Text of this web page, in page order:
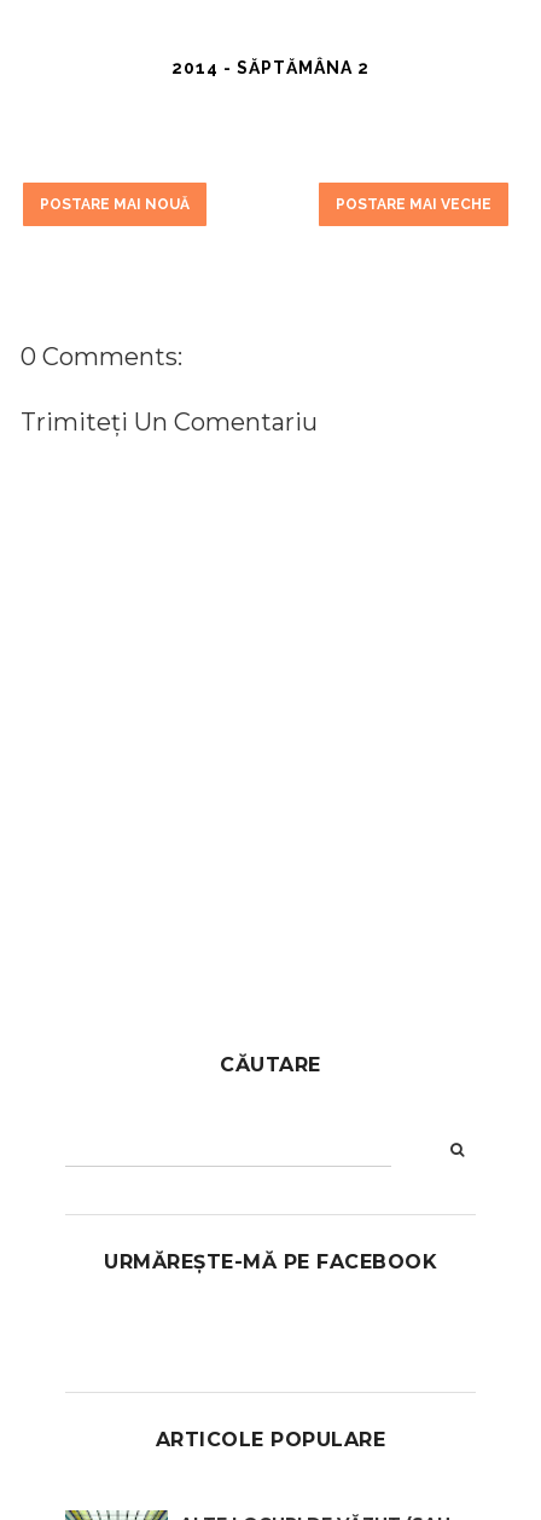
2014 - SĂPTĂMÂNA 2
POSTARE MAI NOUĂ POSTARE MAI VECHE
0 Comments:
Trimiteți Un Comentariu
CĂUTARE
URMĂREȘTE-MĂ PE FACEBOOK
ARTICOLE POPULARE